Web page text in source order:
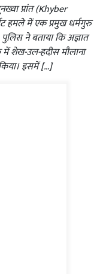
प्रांत (Khyber
हमले में एक प्रमुख धर्मगुरु
ने बताया कि अज्ञात
में शेख-उल-हदीस मौलाना
इसमें […]